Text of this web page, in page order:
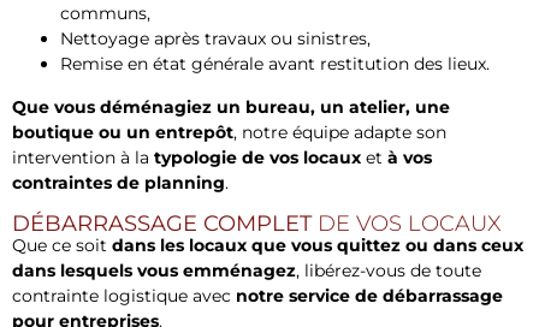
communs,
Nettoyage après travaux ou sinistres,
Remise en état générale avant restitution des lieux.
Que vous déménagiez un bureau, un atelier, une
boutique ou un entrepôt, notre équipe adapte son
intervention à la typologie de vos locaux et à vos
contraintes de planning.
DÉBARRASSAGE COMPLET DE VOS LOCAUX
Que ce soit dans les locaux que vous quittez ou dans ceux
dans lesquels vous emménagez, libérez-vous de toute
contrainte logistique avec notre service de débarrassage
pour entreprises.